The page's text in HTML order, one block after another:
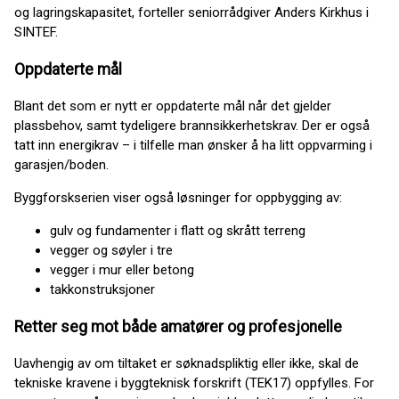
og lagringskapasitet, forteller seniorrådgiver Anders Kirkhus i
SINTEF.
Oppdaterte mål
Blant det som er nytt er oppdaterte mål når det gjelder
plassbehov, samt tydeligere brannsikkerhetskrav. Der er også
tatt inn energikrav – i tilfelle man ønsker å ha litt oppvarming i
garasjen/boden.
Byggforskserien viser også løsninger for oppbygging av:
gulv og fundamenter i flatt og skrått terreng
vegger og søyler i tre
vegger i mur eller betong
takkonstruksjoner
Retter seg mot både amatører og profesjonelle
Uavhengig av om tiltaket er søknadspliktig eller ikke, skal de
tekniske kravene i byggteknisk forskrift (TEK17) oppfylles. For